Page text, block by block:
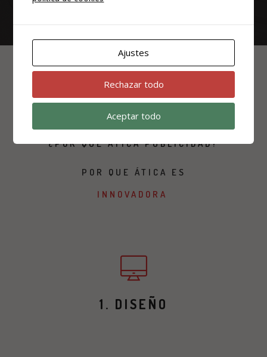
¿POR QUÉ ÁTICA PUBLICIDAD?
POR QUE ÁTICA ES
INNOVA
1. DISEÑO
Ajustes
Rechazar todo
Aceptar todo